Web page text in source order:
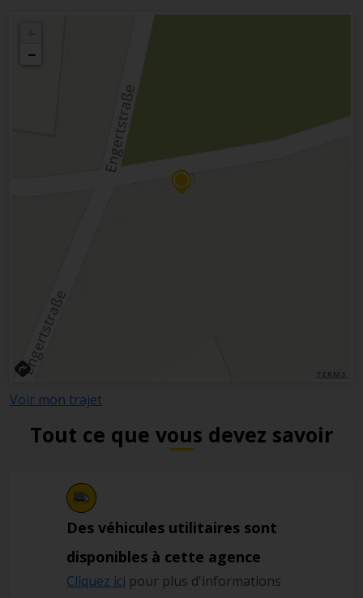
−
Voir mon trajet
Tout ce que vous devez savoir
Des véhicules utilitaires sont
disponibles à cette agence
Cliquez ici pour plus d'informations